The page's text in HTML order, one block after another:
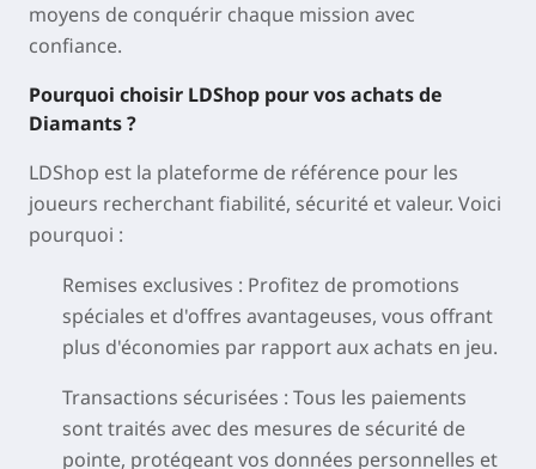
moyens de conquérir chaque mission avec
confiance.
Pourquoi choisir LDShop pour vos achats de
Diamants ?
LDShop est la plateforme de référence pour les
joueurs recherchant fiabilité, sécurité et valeur. Voici
pourquoi :
Remises exclusives : Profitez de promotions
spéciales et d'offres avantageuses, vous offrant
plus d'économies par rapport aux achats en jeu.
Transactions sécurisées : Tous les paiements
sont traités avec des mesures de sécurité de
pointe, protégeant vos données personnelles et